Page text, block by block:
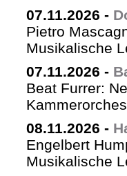
07.11.2026 -
Pietro
Musikalische
07.11.2026 -
Beat Furrer:
08.11.2026 -
Engelbert
Musikalische